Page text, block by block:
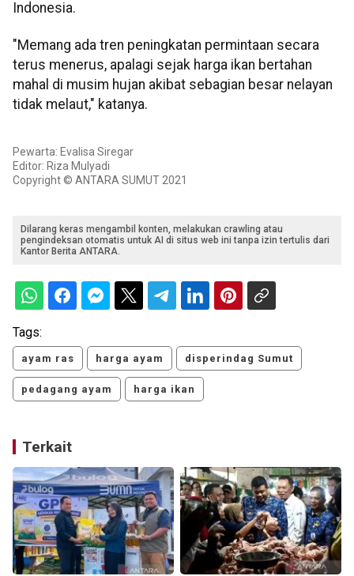
Indonesia.
"Memang ada tren peningkatan permintaan secara
terus menerus, apalagi sejak harga ikan bertahan
mahal di musim hujan akibat sebagian besar nelayan
tidak melaut," katanya.
Pewarta: Evalisa Siregar
Editor: Riza Mulyadi
Copyright © ANTARA SUMUT 2021
Dilarang keras mengambil konten, melakukan crawling atau
pengindeksan otomatis untuk AI di situs web ini tanpa izin tertulis dari
Kantor Berita ANTARA.
Tags:
ayam ras harga ayam disperindag Sumut
pedagang ayam harga ikan
Terkait